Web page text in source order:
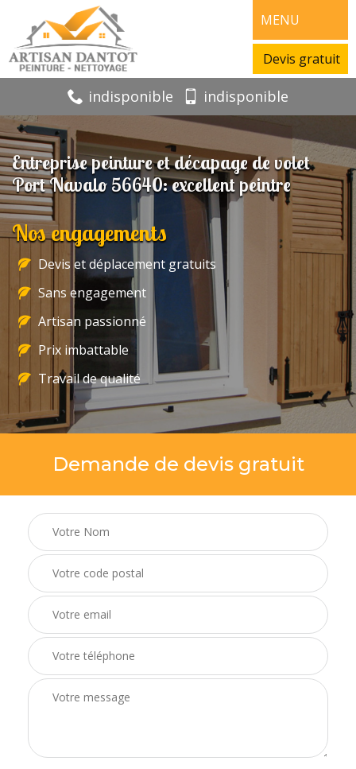
MENU
Devis gratuit
indisponible indisponible
Entreprise peinture et décapage de volet
Port Navalo 56640: excellent peintre
Nos engagements
Devis et déplacement gratuits
Sans engagement
Artisan passionné
Prix imbattable
Travail de qualité
Demande de devis gratuit